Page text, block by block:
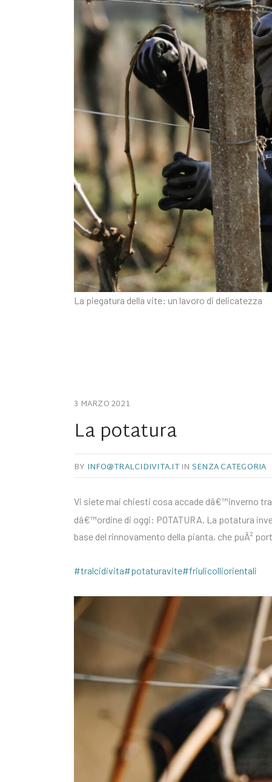
La piegatura della vite: un lavoro di delicatezza
3 MARZO 2021
La potatura
BY INFO@TRALCIDIVITA.IT IN SENZA CATEGORIA
Vi siete mai chiesti cosa accade dâ€™inverno
dâ€™ordine di oggi: POTATURA. La potatura
base del rinnovamento della pianta, che puÃ²
#tralcidivita#potaturavite#friulicolliorientali